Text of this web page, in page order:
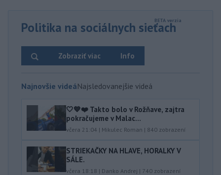
Politika na sociálnych sieťach
Info
Zobraziť viac
Najnovšie videáNajsledovanejšie videá
🤍💙❤️ Takto bolo v Rožňave, zajtra
pokračujeme v Malac...
včera 21:04 | Mikulec Roman | 840 zobrazení
STRIEKAČKY NA HLAVE, HORALKY V
SÁLE.
včera 18:18 | Danko Andrej | 740 zobrazení